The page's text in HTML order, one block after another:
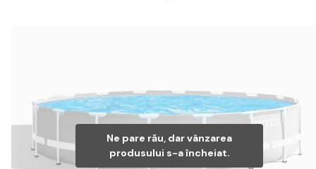
Ne pare rău, dar vânzarea
produsului s-a încheiat.